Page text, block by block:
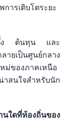
ารเติบโตระยะ
ที่ตั้ง ต้นทุน และ
ายเป็นศูนย์กลาง
ม่ของภาคเหนือ
สนใจสำหรับนัก
ดที่ท้องถิ่นของ